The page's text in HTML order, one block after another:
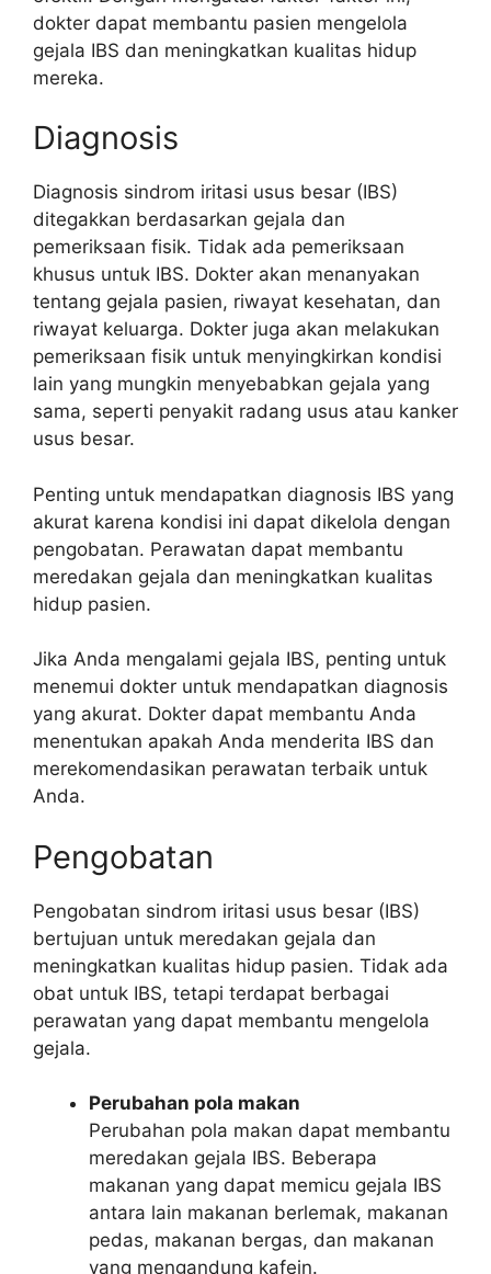
dokter dapat membantu pasien mengelola
gejala IBS dan meningkatkan kualitas hidup
mereka.
Diagnosis
Diagnosis sindrom iritasi usus besar (IBS)
ditegakkan berdasarkan gejala dan
pemeriksaan fisik. Tidak ada pemeriksaan
khusus untuk IBS. Dokter akan menanyakan
tentang gejala pasien, riwayat kesehatan, dan
riwayat keluarga. Dokter juga akan melakukan
pemeriksaan fisik untuk menyingkirkan kondisi
lain yang mungkin menyebabkan gejala yang
sama, seperti penyakit radang usus atau kanker
usus besar.
Penting untuk mendapatkan diagnosis IBS yang
akurat karena kondisi ini dapat dikelola dengan
pengobatan. Perawatan dapat membantu
meredakan gejala dan meningkatkan kualitas
hidup pasien.
Jika Anda mengalami gejala IBS, penting untuk
menemui dokter untuk mendapatkan diagnosis
yang akurat. Dokter dapat membantu Anda
menentukan apakah Anda menderita IBS dan
merekomendasikan perawatan terbaik untuk
Anda.
Pengobatan
Pengobatan sindrom iritasi usus besar (IBS)
bertujuan untuk meredakan gejala dan
meningkatkan kualitas hidup pasien. Tidak ada
obat untuk IBS, tetapi terdapat berbagai
perawatan yang dapat membantu mengelola
gejala.
Perubahan pola makan
Perubahan pola makan dapat membantu
meredakan gejala IBS. Beberapa
makanan yang dapat memicu gejala IBS
antara lain makanan berlemak, makanan
pedas, makanan bergas, dan makanan
yang mengandung kafein.